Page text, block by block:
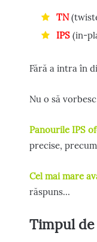
TN
IPS(in-
Fără a intra în
Nu o să
Panourile IPS
precise,
Cel mai mare
răspuns…
Timpul